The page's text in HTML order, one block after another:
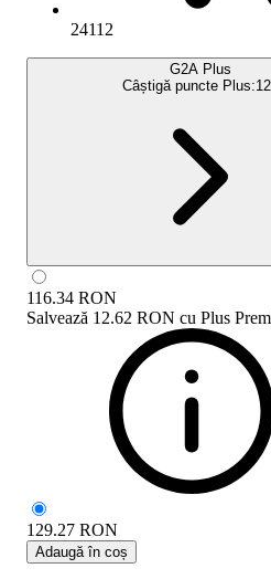
24112
G2A Plus
Câștigă puncte Plus:
116.34 RON
Salvează 12.62 RON cu Plus
129.27 RON
Adaugă în coș